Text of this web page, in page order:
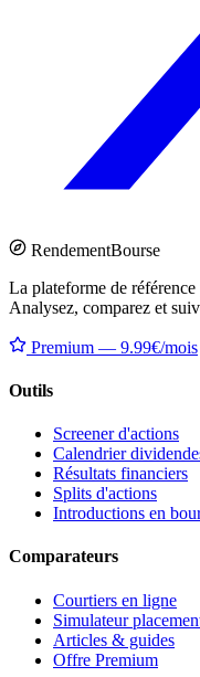
RendementBourse
La plateforme de
Analysez, comparez et
Premium — 9.99€/mois
Outils
Screener d'actions
Calendrier
Résultats financiers
Splits d'actions
Introductions en
Comparateurs
Courtiers en ligne
Simulateur
Articles & guides
Offre Premium